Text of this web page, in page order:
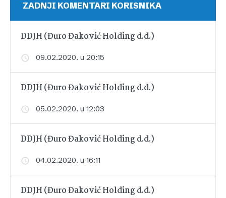
ZADNJI KOMENTARI KORISNIKA
DDJH (Đuro Đaković Holding d.d.)
09.02.2020. u 20:15
DDJH (Đuro Đaković Holding d.d.)
05.02.2020. u 12:03
DDJH (Đuro Đaković Holding d.d.)
04.02.2020. u 16:11
DDJH (Đuro Đaković Holding d.d.)